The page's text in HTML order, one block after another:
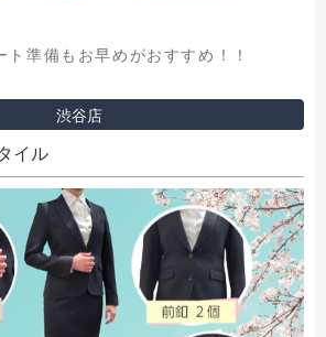
準備もお早めがおすすめ！！
渋谷店
イル